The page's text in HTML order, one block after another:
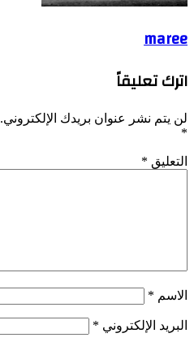
maree
اترك تعليقاً
لن يتم نشر عنوان بريدك الإلكتروني.
*
التعليق *
الاسم *
البريد الإلكتروني *